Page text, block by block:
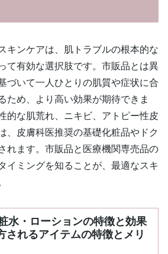
キンケアは、肌トラブルの根本的な
て有効な選択肢です。市販品とは異
づいて一人ひとりの肌質や症状に合
ため、より高い効果が期待できま
的な肌荒れ、ニキビ、アトピー性皮
、皮膚科医推奨の基礎化粧品やドク
れます。市販品と医療機関専売品の
イミングを知ることが、最適なスキ
水・ローションの特徴と効果
されるアイテムの特徴とメリ